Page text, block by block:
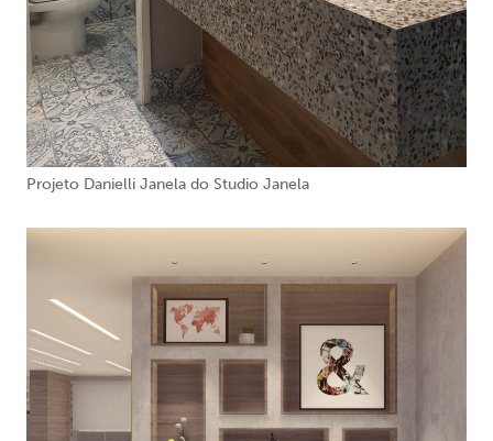
Projeto Danielli Janela do Studio Janela